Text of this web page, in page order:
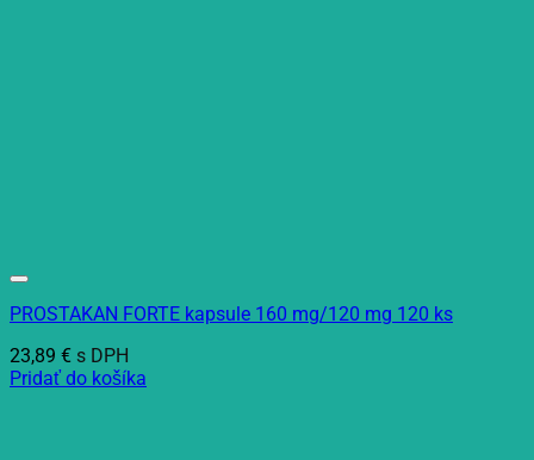
PROSTAKAN FORTE kapsule 160 mg/120 mg 120 ks
23,89 € s DPH
Pridať do košíka